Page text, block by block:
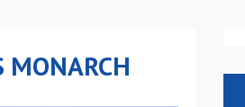
MONARCH